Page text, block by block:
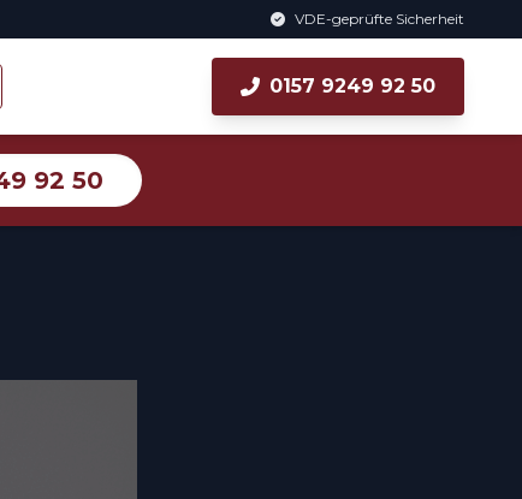
VDE-geprüfte Sicherheit
0157 9249 92 50
92 50